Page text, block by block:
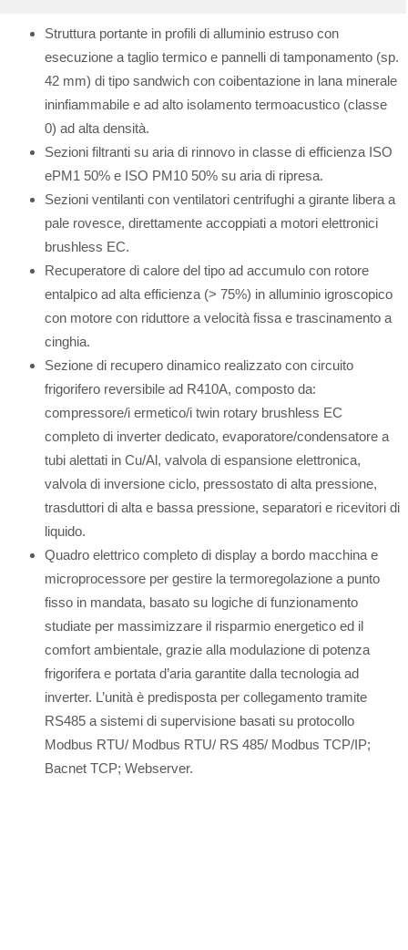
Struttura portante in profili di alluminio estruso con
esecuzione a taglio termico e pannelli di tamponamento (sp.
42 mm) di tipo sandwich con coibentazione in lana minerale
ininfiammabile e ad alto isolamento termoacustico (classe
0) ad alta densità.
Sezioni filtranti su aria di rinnovo in classe di efficienza ISO
ePM1 50% e ISO PM10 50% su aria di ripresa.
Sezioni ventilanti con ventilatori centrifughi a girante libera a
pale rovesce, direttamente accoppiati a motori elettronici
brushless EC.
Recuperatore di calore del tipo ad accumulo con rotore
entalpico ad alta efficienza (> 75%) in alluminio igroscopico
con motore con riduttore a velocità fissa e trascinamento a
cinghia.
Sezione di recupero dinamico realizzato con circuito
frigorifero reversibile ad R410A, composto da:
compressore/i ermetico/i twin rotary brushless EC
completo di inverter dedicato, evaporatore/condensatore a
tubi alettati in Cu/Al, valvola di espansione elettronica,
valvola di inversione ciclo, pressostato di alta pressione,
trasduttori di alta e bassa pressione, separatori e ricevitori di
liquido.
Quadro elettrico completo di display a bordo macchina e
microprocessore per gestire la termoregolazione a punto
fisso in mandata, basato su logiche di funzionamento
studiate per massimizzare il risparmio energetico ed il
comfort ambientale, grazie alla modulazione di potenza
frigorifera e portata d’aria garantite dalla tecnologia ad
inverter. L’unità è predisposta per collegamento tramite
RS485 a sistemi di supervisione basati su protocollo
Modbus RTU/ Modbus RTU/ RS 485/ Modbus TCP/IP;
Bacnet TCP; Webserver.